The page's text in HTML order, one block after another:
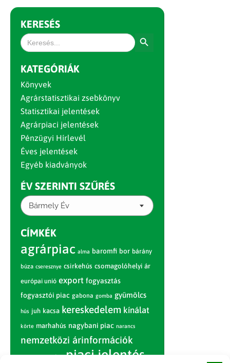
KERESÉS
Search
for:
KATEGÓRIÁK
Könyvek
Agrárstatisztikai zsebkönyv
Statisztikai jelentések
Agrárpiaci jelentések
Pénzügyi Hírlevél
Éves jelentések
Egyéb kiadványok
ÉV SZERINTI SZŰRÉS
Bármely Év
CÍMKÉK
agrárpiac alma baromfi bor bárány
búza cseresznye csirkehús csomagolóhelyi ár
európai unió export fogyasztás
fogyasztói piac gabona gomba gyümölcs
hús juh kacsa kereskedelem kínálat
körte marhahús nagybani piac narancs
nemzetközi árinformációk
piac piaci jelentés